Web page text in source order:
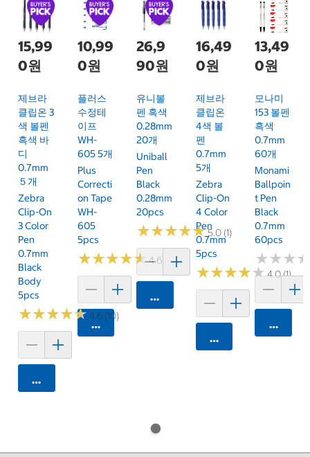
15,99
0원
제브라
클립온 3
색 볼펜
흑색 바
디
0.7mm
５개
Zebra
Clip-On
3 Color
Pen
0.7mm
Black
Body
5pcs
★★★★★
★★★★★4.6 (10)
카트에 담기
10,99
0원
플러스
수정테
이프
WH-
605 5개
Plus
Correcti
On Tape
WH-
605
5pcs
★★★★★
★★★★★4.6 (16)
카트에 담기
26,9
90원
유니볼
펜 흑색
0.28mm
20개
Uniball
Pen
Black
0.28mm
20pcs
★★★★★
★★★★★5.0 (1)
카트에 담기
16,49
0원
제브라
클립온
4색 볼
펜
0.7mm
5개
Zebra
Clip-On
4 Color
Pen
0.7mm
5pcs
★★★★★
★★★★★4.0 (1)
카트에 담기
13,49
0원
모나미
153 볼펜
흑색
0.7mm
60개
Monami
Ballpoin
T Pen
Black
0.7mm
60pcs
★★★
★★★
카트에